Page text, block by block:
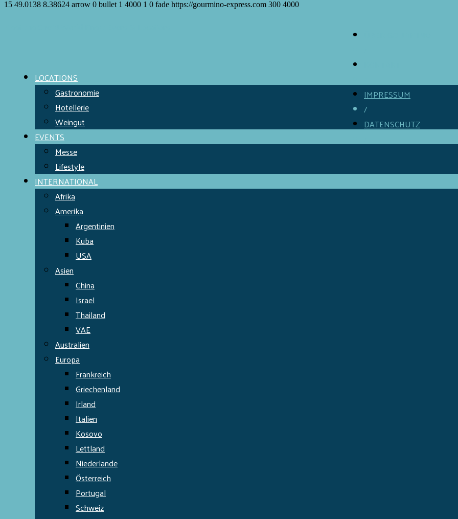
15 49.0138 8.38624 arrow 0 bullet 1 4000 1 0 fade https://gourmino-express.com 300 4000
IMPRESSUM
/
DATENSCHUTZ
LOCATIONS
Gastronomie
Hotellerie
Weingut
EVENTS
Messe
Lifestyle
INTERNATIONAL
Afrika
Amerika
Argentinien
Kuba
USA
Asien
China
Israel
Thailand
VAE
Australien
Europa
Frankreich
Griechenland
Irland
Italien
Kosovo
Lettland
Niederlande
Österreich
Portugal
Schweiz